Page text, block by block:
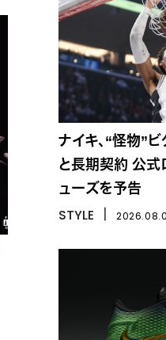
ナイキ、“怪物”ビ
と長期契約 公式
ューズを予告
STYLE